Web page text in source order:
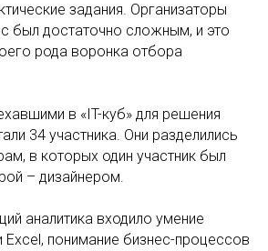
задания. Организаторы
был достаточно сложным, и это
рода воронка отбора
в «IT-куб» для решения
34 участника. Они разделились
в которых один участник был
– дизайнером.
аналитика входило умение
Excel, понимание бизнес-процессов